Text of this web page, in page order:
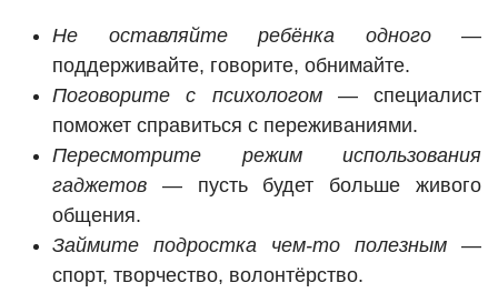
Не оставляйте ребёнка одного—
поддерживайте, говорите, обнимайте.
Поговорите с психологом— специалист
поможет справиться с переживаниями.
Пересмотрите режим использования
гаджетов — пусть будет больше живого
общения.
Займите подростка чем-то полезным —
спорт, творчество, волонтёрство.